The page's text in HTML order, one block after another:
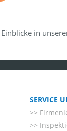
in
SERVICE